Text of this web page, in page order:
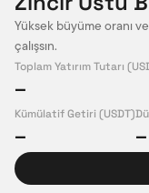
Yüksek büyüme oranı
çalışsın.
Toplam Yatırım Tutarı
--
Kümülatif Getiri (USDT)
-- --